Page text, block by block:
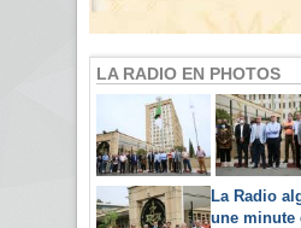
LA RADIO EN PHOTOS
La Radio
une minute